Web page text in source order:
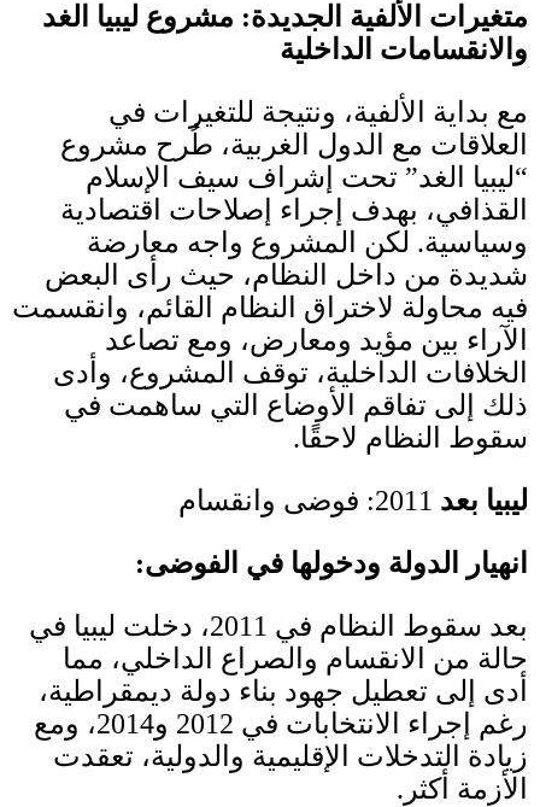
متغيرات الألفية الجديدة: مشروع ليبيا الغد
والانقسامات الداخلية
مع بداية الألفية، ونتيجة للتغيرات في
العلاقات مع الدول الغربية، طُرح مشروع
“ليبيا الغد” تحت إشراف سيف الإسلام
القذافي، بهدف إجراء إصلاحات اقتصادية
وسياسية. لكن المشروع واجه معارضة
شديدة من داخل النظام، حيث رأى البعض
فيه محاولة لاختراق النظام القائم، وانقسمت
الآراء بين مؤيد ومعارض، ومع تصاعد
الخلافات الداخلية، توقف المشروع، وأدى
ذلك إلى تفاقم الأوضاع التي ساهمت في
سقوط النظام لاحقًا.
ليبيا بعد 2011: فوضى وانقسام
انهيار الدولة ودخولها في الفوضى:
بعد سقوط النظام في 2011، دخلت ليبيا في
حالة من الانقسام والصراع الداخلي، مما
أدى إلى تعطيل جهود بناء دولة ديمقراطية،
رغم إجراء الانتخابات في 2012 و2014، ومع
زيادة التدخلات الإقليمية والدولية، تعقدت
الأزمة أكثر .